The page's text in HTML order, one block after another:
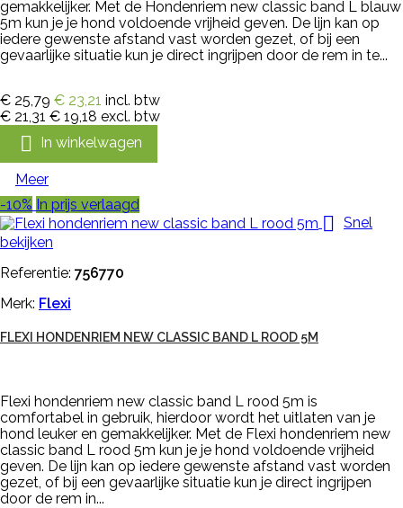
gemakkelijker. Met de Hondenriem new classic band L blauw
5m kun je je hond voldoende vrijheid geven. De lijn kan op
iedere gewenste afstand vast worden gezet, of bij een
gevaarlijke situatie kun je direct ingrijpen door de rem in te...
€ 25,79 € 23,21 incl. btw
€ 21,31 € 19,18 excl. btw
 In winkelwagen
Meer
-10% In prijs verlaagd
 Snel
bekijken
Referentie: 756770
Merk: Flexi
FLEXI HONDENRIEM NEW CLASSIC BAND L ROOD 5M
Flexi hondenriem new classic band L rood 5m is
comfortabel in gebruik, hierdoor wordt het uitlaten van je
hond leuker en gemakkelijker. Met de Flexi hondenriem new
classic band L rood 5m kun je je hond voldoende vrijheid
geven. De lijn kan op iedere gewenste afstand vast worden
gezet, of bij een gevaarlijke situatie kun je direct ingrijpen
door de rem in...